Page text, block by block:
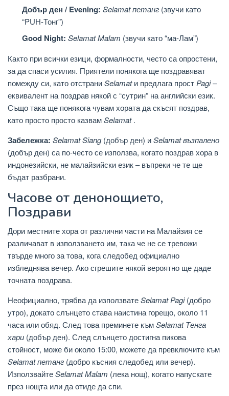
Добър ден / Evening: Selamat петанг (звучи като
“PUH-Тонг”)
Good Night: Selamat Malam (звучи като “ма-Лам”)
Както при всички езици, формалности, често са опростени,
за да спаси усилия. Приятели понякога ще поздравяват
помежду си, като отстраниSelamatи предлага прост Pagi–
еквивалент на поздрав някой с “сутрин” на английски език.
Също така ще понякога чувам хората да скъсят поздрав,
като просто просто казвамSelamat.
Забележка: Selamat Siang(добър ден) иSelamat възпалено
(добър ден) са по-често се използва, когато поздрав хора в
индонезийски, не малайзийски език – въпреки че те ще
бъдат разбрани.
Часове от денонощието,
Поздрави
Дори местните хора от различни части на Малайзия се
различават в използването им, така че не се тревожи
твърде много за това, кога следобед официално
избледнява вечер. Ако сгрешите някой вероятно ще даде
точната поздрава.
Неофициално, трябва да използватеSelamat Pagi(добро
утро), докато слънцето става наистина горещо, около 11
часа или обяд. След това преминете къмSelamat Тенга
хари (добър ден). След слънцето достигна пикова
стойност, може би около 15:00, можете да превключите към
Selamat петанг (добро късния следобед или вечер).
ИзползвайтеSelamat Malam (лека нощ), когато напускате
през нощта или да отиде да спи.